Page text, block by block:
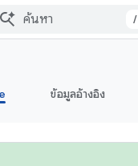
/
ข้อมูลอ้างอิง